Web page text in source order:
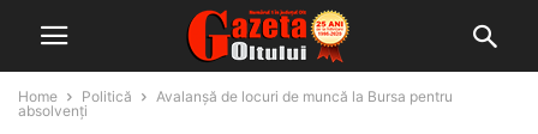
Home Politică
Avalanşă de locuri de muncă la Bursa pentru
absolvenţi